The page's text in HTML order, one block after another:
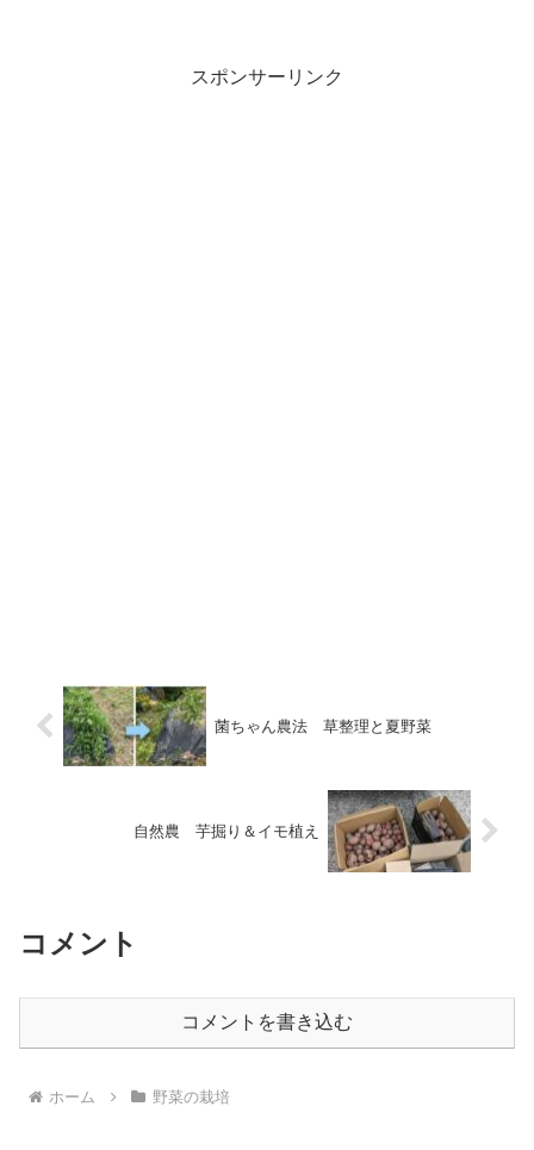
スポンサーリンク
菌ちゃん農法 草整理と夏野菜
自然農 芋掘り＆イモ植え
コメント
コメントを書き込む
ホーム 野菜の栽培